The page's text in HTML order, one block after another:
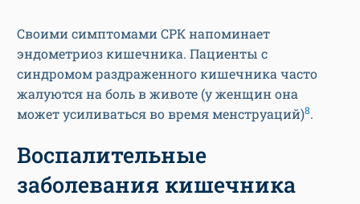
Своими симптомами СРК напоминает
эндометриоз кишечника. Пациенты с
синдромом раздраженного кишечника часто
жалуются на боль в животе (у женщин она
может усиливаться во время менструаций)8.
Воспалительные
заболевания кишечника